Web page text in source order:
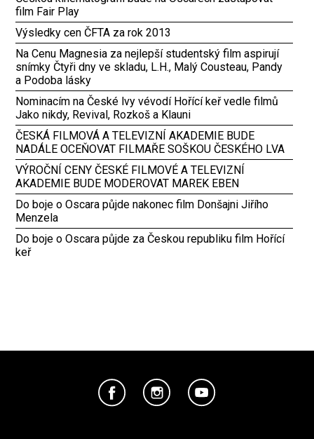
film Fair Play
Výsledky cen ČFTA za rok 2013
Na Cenu Magnesia za nejlepší studentský film aspirují
snímky Čtyři dny ve skladu, L.H., Malý Cousteau, Pandy
a Podoba lásky
Nominacím na České lvy vévodí Hořící keř vedle filmů
Jako nikdy, Revival, Rozkoš a Klauni
ČESKÁ FILMOVÁ A TELEVIZNÍ AKADEMIE BUDE
NADÁLE OCEŇOVAT FILMAŘE SOŠKOU ČESKÉHO LVA
VÝROČNÍ CENY ČESKÉ FILMOVÉ A TELEVIZNÍ
AKADEMIE BUDE MODEROVAT MAREK EBEN
Do boje o Oscara půjde nakonec film Donšajni Jiřího
Menzela
Do boje o Oscara půjde za Českou republiku film Hořící
keř